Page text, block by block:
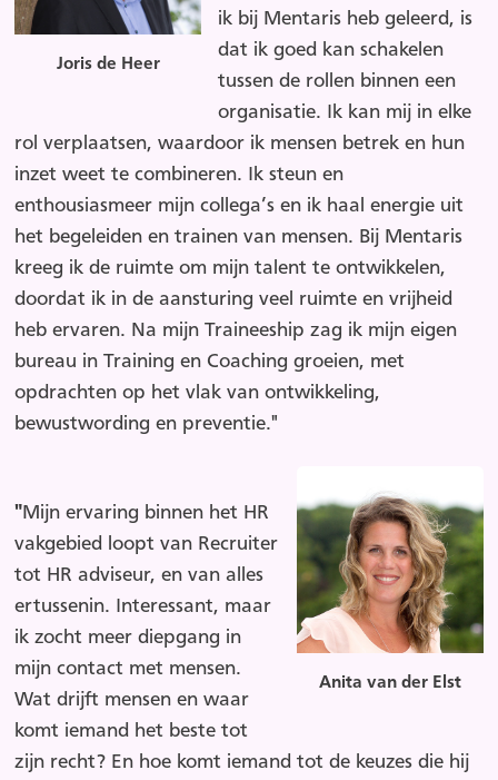
Joris de Heer
ik bij Mentaris heb geleerd, is
dat ik goed kan schakelen
tussen de rollen binnen een
organisatie. Ik kan mij in elke
rol verplaatsen, waardoor ik mensen betrek en hun
inzet weet te combineren. Ik steun en
enthousiasmeer mijn collega’s en ik haal energie uit
het begeleiden en trainen van mensen. Bij Mentaris
kreeg ik de ruimte om mijn talent te ontwikkelen,
doordat ik in de aansturing veel ruimte en vrijheid
heb ervaren. Na mijn Traineeship zag ik mijn eigen
bureau in Training en Coaching groeien, met
opdrachten op het vlak van ontwikkeling,
bewustwording en preventie."
Anita van der Elst
"Mijn ervaring binnen het HR
vakgebied loopt van Recruiter
tot HR adviseur, en van alles
ertussenin. Interessant, maar
ik zocht meer diepgang in
mijn contact met mensen.
Wat drijft mensen en waar
komt iemand het beste tot
zijn recht? En hoe komt iemand tot de keuzes die hij